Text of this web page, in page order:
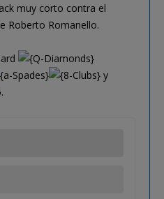
muy corto contra el
Roberto Romanello.
y